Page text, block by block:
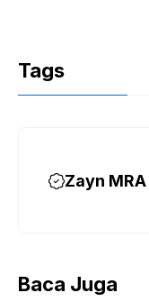
Tags
Zayn MRA
Baca Juga